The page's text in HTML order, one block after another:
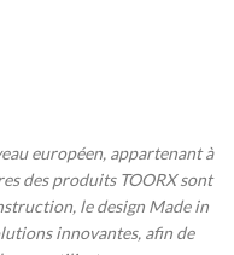
européen, appartenant à
des produits TOORX sont
le design Made in
innovantes, afin de